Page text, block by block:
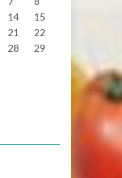
ข่าวทั่
14
15
21
22
28
29